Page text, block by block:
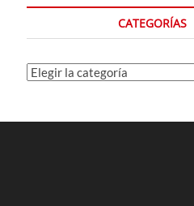
CATEGORÍAS
Categorías